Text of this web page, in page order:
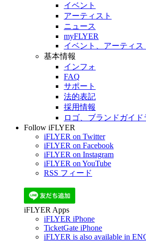
イベント
アーティスト
ニュース
myFLYER
イベント、アーティ
基本情報
インフォ
FAQ
サポート
法的表記
採用情報
ロゴ、ブランドガイド
Follow iFLYER
iFLYER on Twitter
iFLYER on Facebook
iFLYER on Instagram
iFLYER on YouTube
RSS フィード
iFLYER Apps
iFLYER iPhone
TicketGate iPhone
iFLYER is also available in